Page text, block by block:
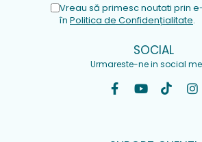
Vreau să primesc noutati prin
în Politica de Confidențialitate.
SOCIAL
Urmareste-ne in social